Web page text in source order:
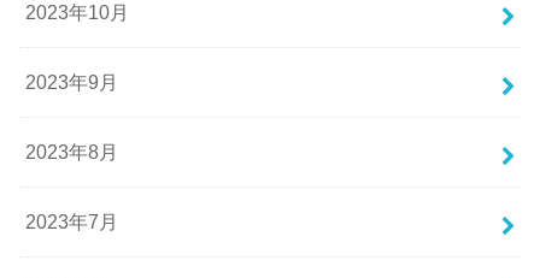
2023年10月
2023年9月
2023年8月
2023年7月